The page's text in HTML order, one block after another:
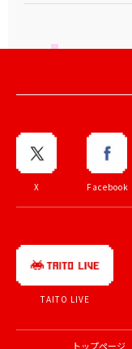
X Facebook
TAITO LIVE
トップページ